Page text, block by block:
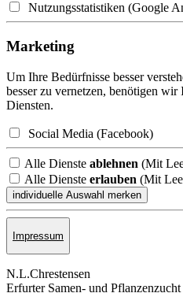
Nutzungsstatistiken (Google
Marketing
Um Ihre Bedürfnisse besser
besser zu vernetzen, benötigen
Diensten.
Social Media (Facebook)
Alle Dienste ablehnen (Mit
Alle Dienste erlauben (Mit
Impressum
N.L.Chrestensen
Erfurter Samen- und